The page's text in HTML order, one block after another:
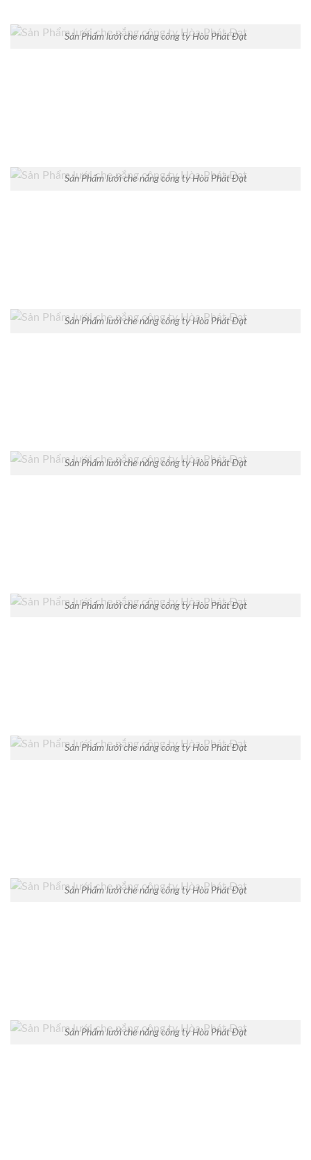
Sản Phẩm lưới che nắng công ty Hòa Phát Đạt
Sản Phẩm lưới che nắng công ty Hòa Phát Đạt
Sản Phẩm lưới che nắng công ty Hòa Phát Đạt
Sản Phẩm lưới che nắng công ty Hòa Phát Đạt
Sản Phẩm lưới che nắng công ty Hòa Phát Đạt
Sản Phẩm lưới che nắng công ty Hòa Phát Đạt
Sản Phẩm lưới che nắng công ty Hòa Phát Đạt
Sản Phẩm lưới che nắng công ty Hòa Phát Đạt